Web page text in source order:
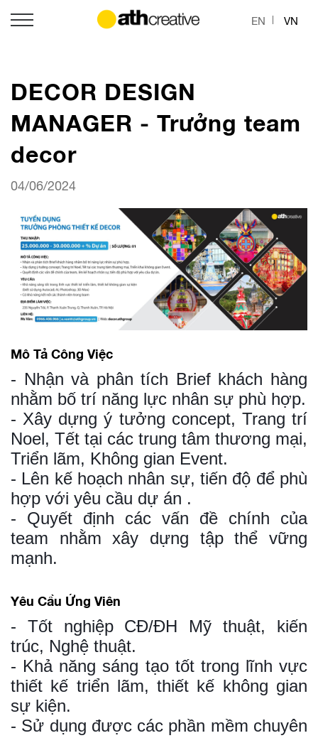
EN VN
DECOR DESIGN
MANAGER - Trưởng team
decor
04/06/2024
Mô Tả Công Việc
- Nhận và phân tích Brief khách hàng
nhằm bố trí năng lực nhân sự phù hợp.
- Xây dựng ý tưởng concept, Trang trí
Noel, Tết tại các trung tâm thương mại,
Triển lãm, Không gian Event.
- Lên kế hoạch nhân sự, tiến độ để phù
hợp với yêu cầu dự án .
- Quyết định các vấn đề chính của
team nhằm xây dựng tập thể vững
mạnh.
Yêu Cầu Ứng Viên
- Tốt nghiệp CĐ/ĐH Mỹ thuật, kiến
trúc, Nghệ thuật.
- Khả năng sáng tạo tốt trong lĩnh vực
thiết kế triển lãm, thiết kế không gian
sự kiện.
- Sử dụng được các phần mềm chuyên